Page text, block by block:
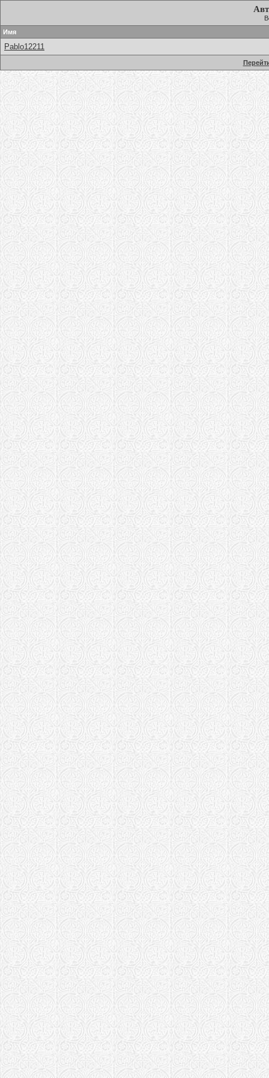
Имя
Pablo12211